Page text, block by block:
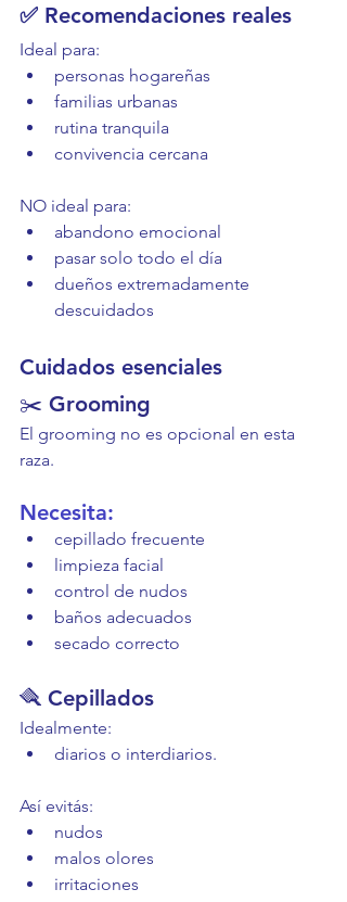
✅ Recomendaciones reales
Ideal para:
personas hogareñas
familias urbanas
rutina tranquila
convivencia cercana
NO ideal para:
abandono emocional
pasar solo todo el día
dueños extremadamente
descuidados
Cuidados esenciales
✂️ Grooming
El grooming no es opcional en esta
raza.
Necesita:
cepillado frecuente
limpieza facial
control de nudos
baños adecuados
secado correcto
🪮 Cepillados
Idealmente:
diarios o interdiarios.
Así evitás:
nudos
malos olores
irritaciones